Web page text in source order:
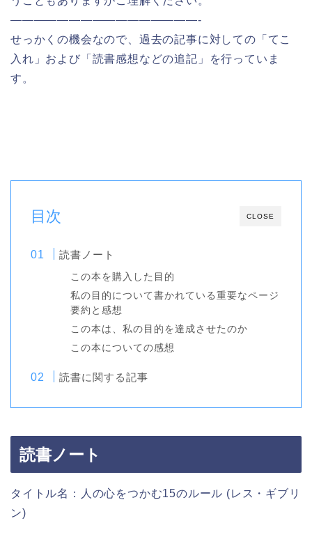
————————————————-
せっかくの機会なので、過去の記事に対しての「てこ
入れ」および「読書感想などの追記」を行っていま
す。
CLOSE
目次
読書ノート
この本を購入した目的
私の目的について書かれている重要なページ
要約と感想
この本は、私の目的を達成させたのか
この本についての感想
読書に関する記事
読書ノート
タイトル名：人の心をつかむ15のルール (レス・ギブリ
ン)